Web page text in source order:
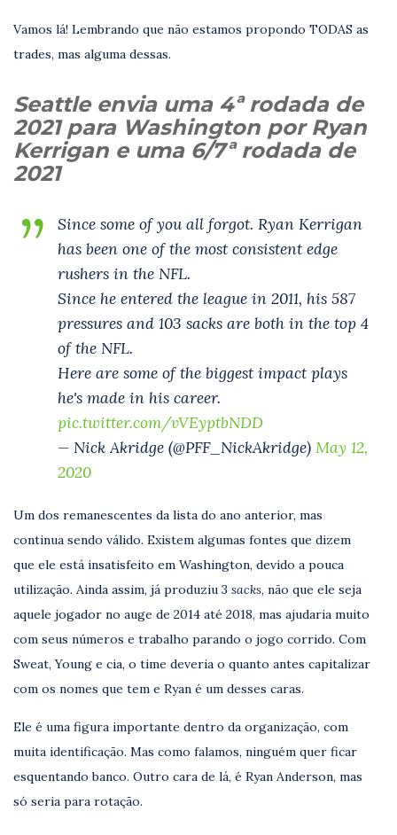
Vamos lá! Lembrando que não estamos propondo TODAS as
trades, mas alguma dessas.
Seattle envia uma 4ª rodada de
2021 para Washington por Ryan
Kerrigan e uma 6/7ª rodada de
2021
Since some of you all forgot. Ryan Kerrigan
has been one of the most consistent edge
rushers in the NFL.
Since he entered the league in 2011, his 587
pressures and 103 sacks are both in the top 4
of the NFL.
Here are some of the biggest impact plays
he's made in his career.
pic.twitter.com/vVEyptbNDD
— Nick Akridge (@PFF_NickAkridge) May 12,
2020
Um dos remanescentes da lista do ano anterior, mas
continua sendo válido. Existem algumas fontes que dizem
que ele está insatisfeito em Washington, devido a pouca
utilização. Ainda assim, já produziu 3 sacks, não que ele seja
aquele jogador no auge de 2014 até 2018, mas ajudaria muito
com seus números e trabalho parando o jogo corrido. Com
Sweat, Young e cia, o time deveria o quanto antes capitalizar
com os nomes que tem e Ryan é um desses caras.
Ele é uma figura importante dentro da organização, com
muita identificação. Mas como falamos, ninguém quer ficar
esquentando banco. Outro cara de lá, é Ryan Anderson, mas
só seria para rotação.